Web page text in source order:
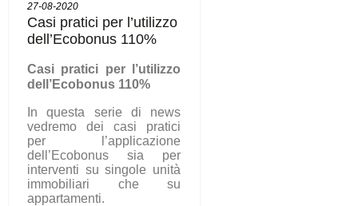
27-08-2020
Casi pratici per l’utilizzo
dell’Ecobonus 110%
Casi pratici per l’utilizzo
dell’Ecobonus 110%
In questa serie di news
vedremo dei casi pratici
per l’applicazione
dell’Ecobonus sia per
interventi su singole unità
immobiliari che su
appartamenti.